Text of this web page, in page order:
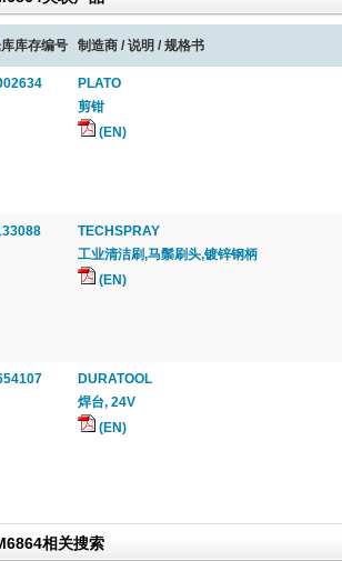
库存编号 制造商 / 说明 / 规格书
PLATO
剪钳
(EN)
TECHSPRAY
工业清洁刷,马鬃刷头,镀锌钢柄
(EN)
DURATOOL
焊台, 24V
(EN)
相关搜索